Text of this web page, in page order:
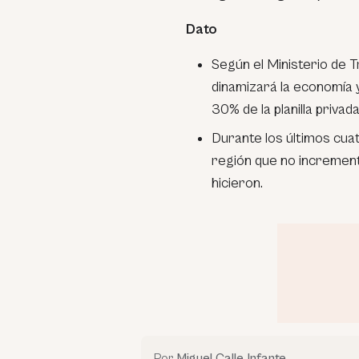
Dato
Según el Ministerio de
dinamizará la
30% de la planilla
Durante los últimos
región que no
hicieron.